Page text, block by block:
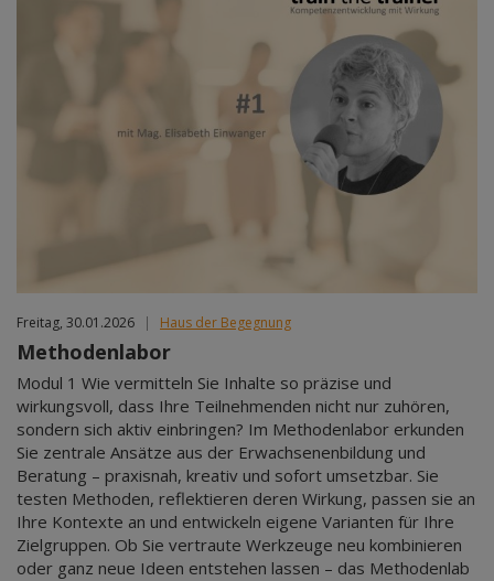
Freitag, 30.01.2026 | Haus der Begegnung
Methodenlabor
Modul 1 Wie vermitteln Sie Inhalte so präzise und
wirkungsvoll, dass Ihre Teilnehmenden nicht nur zuhören,
sondern sich aktiv einbringen? Im Methodenlabor erkunden
Sie zentrale Ansätze aus der Erwachsenenbildung und
Beratung – praxisnah, kreativ und sofort umsetzbar. Sie
testen Methoden, reflektieren deren Wirkung, passen sie an
Ihre Kontexte an und entwickeln eigene Varianten für Ihre
Zielgruppen. Ob Sie vertraute Werkzeuge neu kombinieren
oder ganz neue Ideen entstehen lassen – das Methodenlab